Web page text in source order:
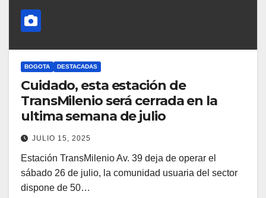
BOGOTA DESTACADAS
Cuidado, esta estación de
TransMilenio será cerrada en la
ultima semana de julio
JULIO 15, 2025
Estación TransMilenio Av. 39 deja de operar el
sábado 26 de julio, la comunidad usuaria del sector
dispone de 50…